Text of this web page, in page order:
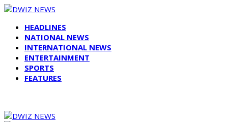
HEADLINES
NATIONAL NEWS
INTERNATIONAL NEWS
ENTERTAINMENT
SPORTS
FEATURES